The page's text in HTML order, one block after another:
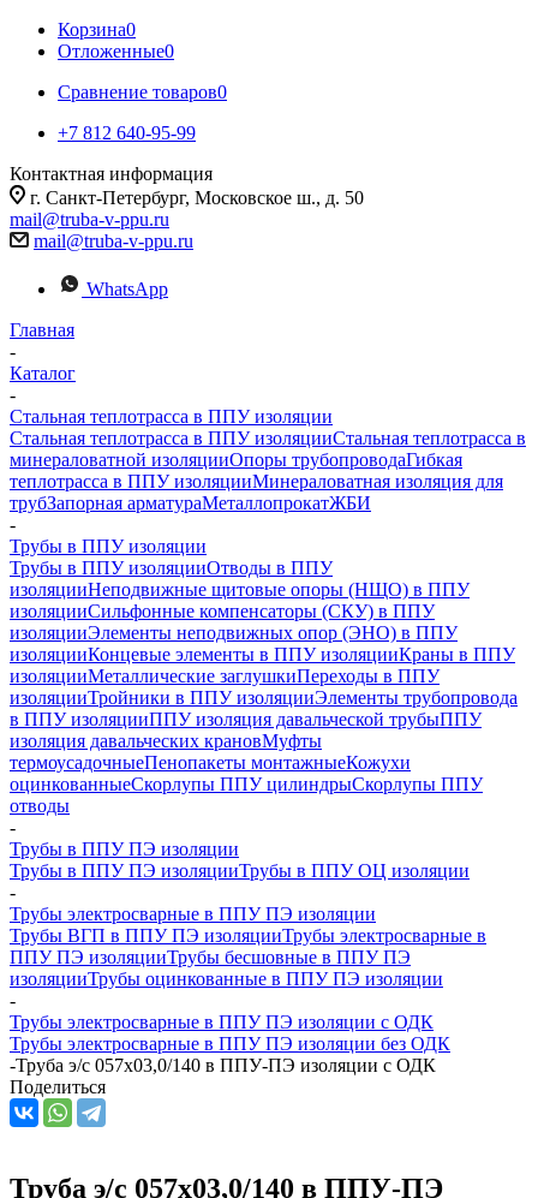
Корзина0
Отложенные0
Сравнение товаров0
+7 812 640-95-99
Контактная информация
г. Санкт-Петербург, Московское ш., д. 50
mail@truba-v-ppu.ru
mail@truba-v-ppu.ru
WhatsApp
Главная
-
Каталог
-
Стальная теплотрасса в ППУ изоляции
Стальная теплотрасса в ППУ изоляцииСтальная теплотрасса в
минераловатной изоляцииОпоры трубопроводаГибкая
теплотрасса в ППУ изоляцииМинераловатная изоляция для
трубЗапорная арматураМеталлопрокатЖБИ
-
Трубы в ППУ изоляции
Трубы в ППУ изоляцииОтводы в ППУ
изоляцииНеподвижные щитовые опоры (НЩО) в ППУ
изоляцииCильфонные компенсаторы (СКУ) в ППУ
изоляцииЭлементы неподвижных опор (ЭНО) в ППУ
изоляцииКонцевые элементы в ППУ изоляцииКраны в ППУ
изоляцииМеталлические заглушкиПереходы в ППУ
изоляцииТройники в ППУ изоляцииЭлементы трубопровода
в ППУ изоляцииППУ изоляция давальческой трубыППУ
изоляция давальческих крановМуфты
термоусадочныеПенопакеты монтажныеКожухи
оцинкованныеСкорлупы ППУ цилиндрыСкорлупы ППУ
отводы
-
Трубы в ППУ ПЭ изоляции
Трубы в ППУ ПЭ изоляцииТрубы в ППУ ОЦ изоляции
-
Трубы электросварные в ППУ ПЭ изоляции
Трубы ВГП в ППУ ПЭ изоляцииТрубы электросварные в
ППУ ПЭ изоляцииТрубы бесшовные в ППУ ПЭ
изоляцииТрубы оцинкованные в ППУ ПЭ изоляции
-
Трубы электросварные в ППУ ПЭ изоляции с ОДК
Трубы электросварные в ППУ ПЭ изоляции без ОДК
-Труба э/с 057х03,0/140 в ППУ-ПЭ изоляции с ОДК
Поделиться
Труба э/с 057х03,0/140 в ППУ-ПЭ